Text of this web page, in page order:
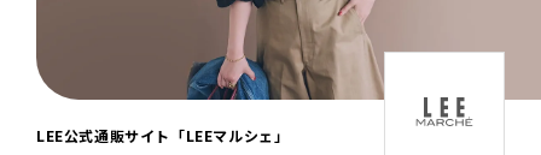
「LEE DAYS」本物志向にときめく。大人カ